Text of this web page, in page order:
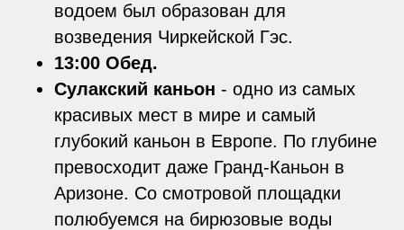
водоем был образован для
возведения Чиркейской Гэс.
13:00 Обед.
Сулакский каньон - одно из самых
красивых мест в мире и самый
глубокий каньон в Европе. По глубине
превосходит даже Гранд-Каньон в
Аризоне. Со смотровой площадки
полюбуемся на бирюзовые воды